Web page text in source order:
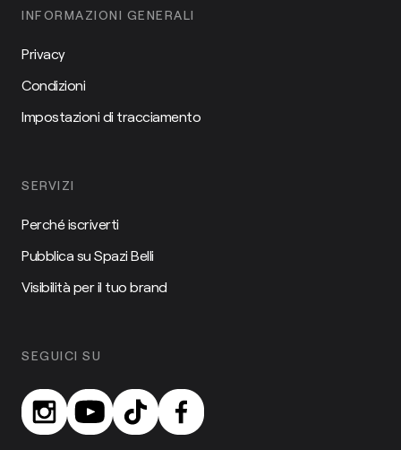
INFORMAZIONI GENERALI
Privacy
Condizioni
Impostazioni di tracciamento
SERVIZI
Perché iscriverti
Pubblica su Spazi Belli
Visibilità per il tuo brand
SEGUICI SU